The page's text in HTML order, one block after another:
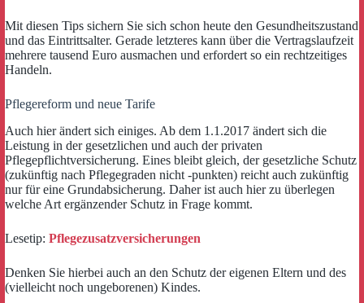
Mit diesen Tips sichern Sie sich schon heute den Gesundheitszustand
und das Eintrittsalter. Gerade letzteres kann über die Vertragslaufzeit
mehrere tausend Euro ausmachen und erfordert so ein rechtzeitiges
Handeln.
Pflegereform und neue Tarife
Auch hier ändert sich einiges. Ab dem 1.1.2017 ändert sich die
Leistung in der gesetzlichen und auch der privaten
Pflegepflichtversicherung. Eines bleibt gleich, der gesetzliche Schutz
(zukünftig nach Pflegegraden nicht -punkten) reicht auch zukünftig
nur für eine Grundabsicherung. Daher ist auch hier zu überlegen
welche Art ergänzender Schutz in Frage kommt.
Lesetip: Pflegezusatzversicherungen
Denken Sie hierbei auch an den Schutz der eigenen Eltern und des
(vielleicht noch ungeborenen) Kindes.